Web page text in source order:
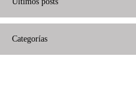
Categorías